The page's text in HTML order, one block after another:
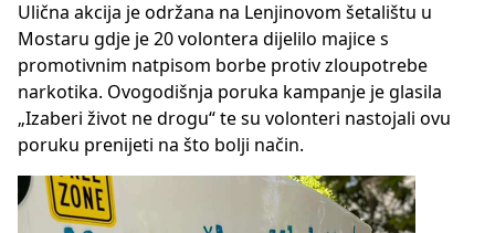
Ulična akcija je održana na Lenjinovom šetalištu u
Mostaru gdje je 20 volontera dijelilo majice s
promotivnim natpisom borbe protiv zloupotrebe
narkotika. Ovogodišnja poruka kampanje je glasila
„Izaberi život ne drogu“ te su volonteri nastojali ovu
poruku prenijeti na što bolji način.